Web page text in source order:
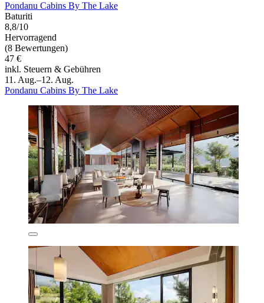
Pondanu Cabins By The Lake
Baturiti
8,8/10
Hervorragend
(8 Bewertungen)
47 €
inkl. Steuern & Gebühren
11. Aug.–12. Aug.
Pondanu Cabins By The Lake